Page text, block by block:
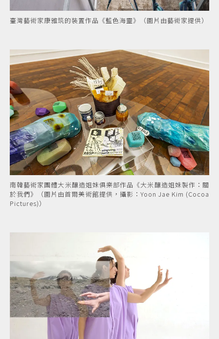
臺灣藝術家康雅筑的裝置作品《藍色海靈》（圖片由藝術家提供）
南韓藝術家團體大米釀造姐妹俱樂部作品《大米釀造姐妹製作：關
於我們》（圖片由首爾美術館提供，攝影：Yoon Jae Kim (Cocoa
Pictures)）